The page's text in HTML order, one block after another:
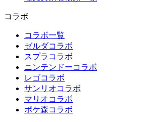
コラボ
コラボ一覧
ゼルダコラボ
スプラコラボ
ニンテンドーコラボ
レゴコラボ
サンリオコラボ
マリオコラボ
ポケ森コラボ